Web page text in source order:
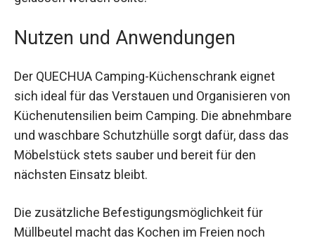
Freien gelassen werden sollte.
Nutzen und Anwendungen
Der QUECHUA Camping-Küchenschrank eignet
sich ideal für das Verstauen und Organisieren von
Küchenutensilien beim Camping. Die
abnehmbare und waschbare Schutzhülle sorgt
dafür, dass das Möbelstück stets sauber und
bereit für den nächsten Einsatz bleibt.
Die zusätzliche Befestigungsmöglichkeit für